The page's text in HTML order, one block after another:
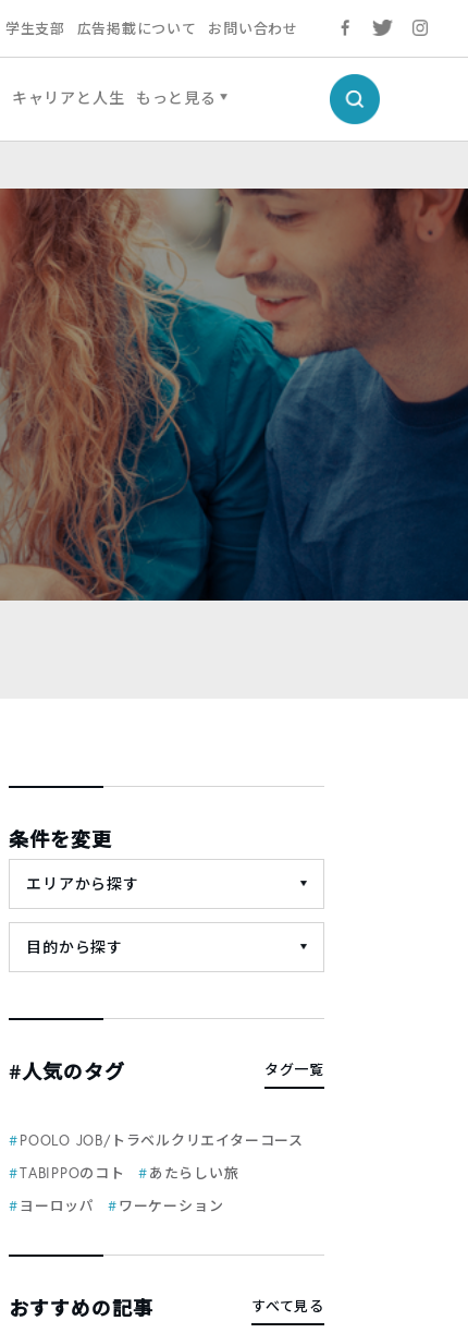
学生支部 広告掲載について お問い合わせ
キャリアと人生 もっと見る
条件を変更
エリアから探す
目的から探す
#人気のタグ タグ一覧
POOLO JOB/トラベルクリエイターコース
TABIPPOのコト
あたらしい旅
ヨーロッパ
ワーケーション
おすすめの記事 すべて見る